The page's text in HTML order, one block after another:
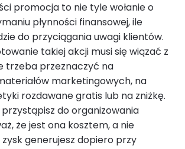
promocja to nie tyle wołanie o
płynności finansowej, ile
do przyciągania uwagi klientów.
takiej akcji musi się wiązać z
trzeba przeznaczyć na
marketingowych, na
rozdawane gratis lub na zniżkę.
do organizowania
że jest ona kosztem, a nie
generujesz dopiero przy